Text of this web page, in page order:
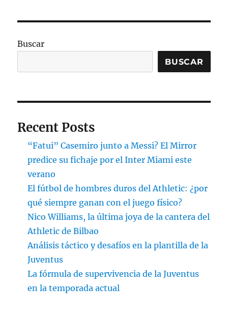
Buscar
BUSCAR
Recent Posts
“Fatui” Casemiro junto a Messi? El Mirror
predice su fichaje por el Inter Miami este
verano
El fútbol de hombres duros del Athletic: ¿por
qué siempre ganan con el juego físico?
Nico Williams, la última joya de la cantera del
Athletic de Bilbao
Análisis táctico y desafíos en la plantilla de la
Juventus
La fórmula de supervivencia de la Juventus
en la temporada actual